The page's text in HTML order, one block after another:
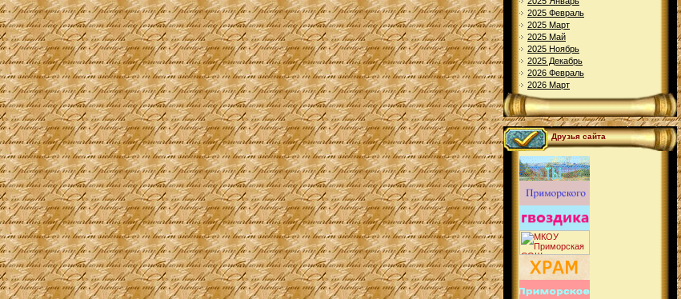
2025 Февраль
2025 Март
2025 Май
2025 Ноябрь
2025 Декабрь
2026 Февраль
2026 Март
Друзья сайта